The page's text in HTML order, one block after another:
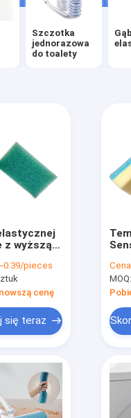
Szczotka
jednorazowa
do toalety
z wyższą
wodzie i
w zimnym
pieces
cenę
się teraz
MOQ: